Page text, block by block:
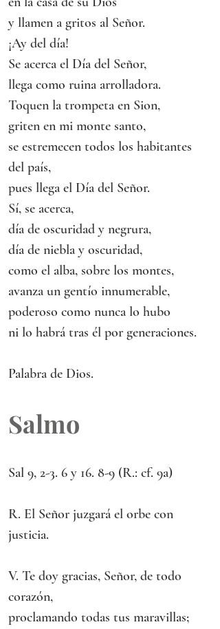
y llamen a gritos al Señor.
¡Ay del día!
Se acerca el Día del Señor,
llega como ruina arrolladora.
Toquen la trompeta en Sion,
griten en mi monte santo,
se estremecen todos los habitantes
del país,
pues llega el Día del Señor.
Sí, se acerca,
día de oscuridad y negrura,
día de niebla y oscuridad,
como el alba, sobre los montes,
avanza un gentío innumerable,
poderoso como nunca lo hubo
ni lo habrá tras él por generaciones.
Palabra de Dios.
Salmo
Sal 9, 2-3. 6 y 16. 8-9 (R.: cf. 9a)
R. El Señor juzgará el orbe con
justicia.
V. Te doy gracias, Señor, de todo
corazón,
proclamando todas tus maravillas;